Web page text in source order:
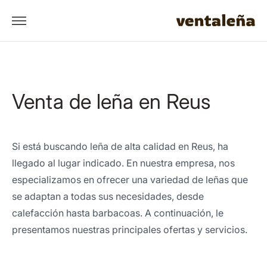
Venta de leña en Reus
Si está buscando leña de alta calidad en Reus, ha
llegado al lugar indicado. En nuestra empresa, nos
especializamos en ofrecer una variedad de leñas que
se adaptan a todas sus necesidades, desde
calefacción hasta barbacoas. A continuación, le
presentamos nuestras principales ofertas y servicios.